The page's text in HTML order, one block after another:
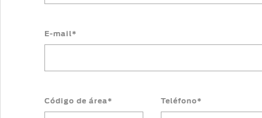
E-mail*
Código de área* Teléfono*